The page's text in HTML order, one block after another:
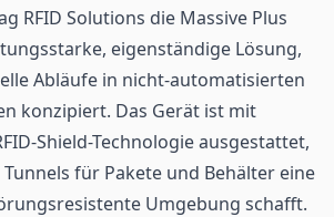
RFID Solutions die Massive Plus
eigenständige Lösung,
Abläufe in nicht-automatisierten
konzipiert. Das Gerät ist mit
Shield-Technologie ausgestattet,
für Pakete und Behälter eine
Umgebung schafft.